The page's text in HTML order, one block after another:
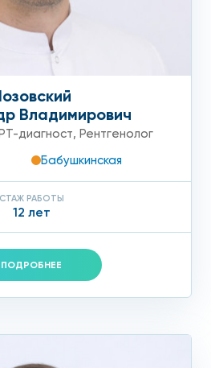
Владимирович
диагност, Рентгенолог
Бабушкинская
СТАЖ РАБОТЫ
12 лет
ПОДРОБНЕЕ